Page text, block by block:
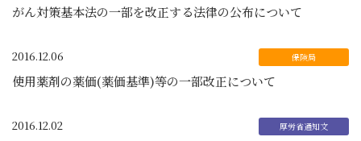
がん対策基本法の一部を改正する法律の公布について
2016.12.06
使用薬剤の薬価(薬価基準)等の一部改正について
2016.12.02